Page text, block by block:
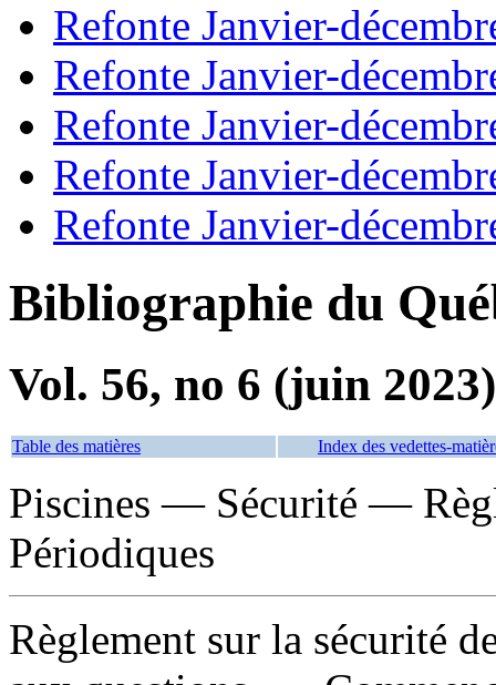
Refonte Janvier-
Refonte Janvier-
Refonte Janvier-
Refonte Janvier-
Refonte Janvier-
Bibliographie du
Vol. 56, no 6 (juin 2023)
Table des matières Index des vedettes-
Piscines — Sécurité —
Périodiques
Règlement sur la sécurité